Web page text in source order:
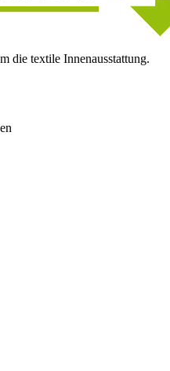
die textile Innenausstattung.